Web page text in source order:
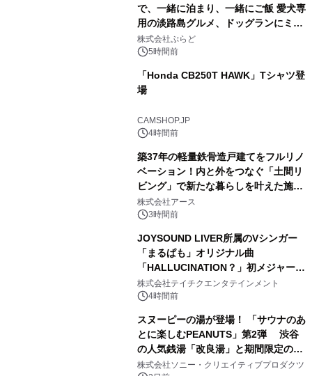
で、一緒に泊まり、一緒にご飯 愛犬専
用の淡路島グルメ、ドッグランにミニ
プール グランピングとトレーラーハウ
スの2施設で
株式会社ぷらど
5時間前
「Honda CB250T HAWK」Tシャツ登
場
CAMSHOP.JP
4時間前
築37年の軽量鉄骨造戸建てをフルリノ
ベーション！内と外をつなぐ「土間リ
ビング」で新たな暮らしを叶えた施工
事例を株式会社アースが公開
株式会社アース
3時間前
JOYSOUND LIVER所属のVシンガー
「まるぱも」オリジナル曲
「HALLUCINATION？」初メジャー配
信リリース決定！
株式会社テイチクエンタテインメント
4時間前
スヌーピーの湯が登場！ 「サウナのあ
とに楽しむPEANUTS」第2弾 渋谷
の人気銭湯「改良湯」と期間限定のコ
ラボレーション サウナイキタイコラ
株式会社ソニー・クリエイティブプロダクツ